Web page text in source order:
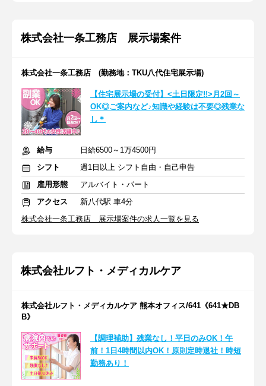
株式会社一条工務店 展示場案件
株式会社一条工務店 (勤務地：TKU八代住宅展示場)
【住宅展示場の受付】<土日限定!!>月2回～
OK◎ご案内など♪知識や経験は不要◎残業な
し＊
給与
日給6500～1万4500円
シフト
週1日以上 シフト自由・自己申告
雇用形態
アルバイト・パート
アクセス
新八代駅 車4分
株式会社一条工務店 展示場案件の求人一覧を見る
株式会社ルフト・メディカルケア
株式会社ルフト・メディカルケア 熊本オフィス/641《641★DB
B》
【調理補助】残業なし！平日のみOK！午
前！1日4時間以内OK！原則定時退社！時短
勤務あり！